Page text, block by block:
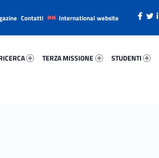
TERZA MISSIONE
STUDENTI
Contatti International website